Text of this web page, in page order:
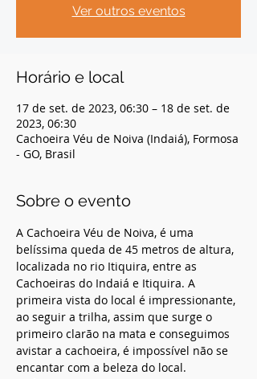
Ver outros eventos
Horário e local
17 de set. de 2023, 06:30 – 18 de set. de
2023, 06:30
Cachoeira Véu de Noiva (Indaiá), Formosa
- GO, Brasil
Sobre o evento
A Cachoeira Véu de Noiva, é uma
belíssima queda de 45 metros de altura,
localizada no rio Itiquira, entre as
Cachoeiras do Indaiá e Itiquira. A
primeira vista do local é impressionante,
ao seguir a trilha, assim que surge o
primeiro clarão na mata e conseguimos
avistar a cachoeira, é impossível não se
encantar com a beleza do local.